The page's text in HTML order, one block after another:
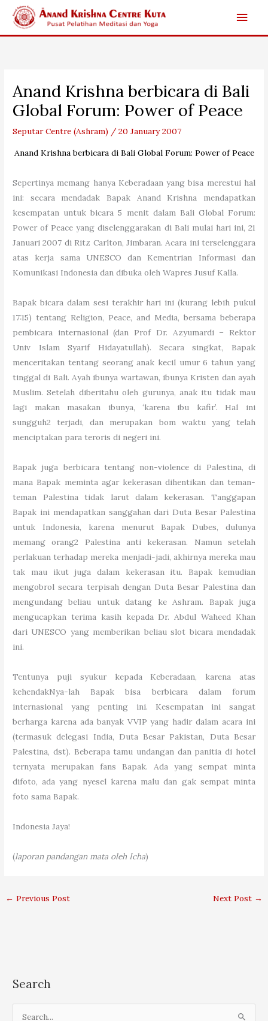
Skip
content
Main
Anand Krishna berbicara di Bali
Global Forum: Power of Peace
Seputar Centre (Ashram) /20 January 2007
Anand Krishna berbicara di Bali Global Forum: Power of Peace
Sepertinya memang hanya Keberadaan yang bisa merestui hal
ini: secara mendadak Bapak Anand Krishna mendapatkan
kesempatan untuk bicara 5 menit dalam Bali Global Forum:
Power of Peace yang diselenggarakan di Bali mulai hari ini, 21
Januari 2007 di Ritz Carlton, Jimbaran. Acara ini terselenggara
atas kerja sama UNESCO dan Kementrian Informasi dan
Komunikasi Indonesia dan dibuka oleh Wapres Jusuf Kalla.
Bapak bicara dalam sesi terakhir hari ini (kurang lebih pukul
17:15) tentang Religion, Peace, and Media, bersama beberapa
pembicara internasional (dan Prof Dr. Azyumardi – Rektor
Univ Islam Syarif Hidayatullah). Secara singkat, Bapak
menceritakan tentang seorang anak kecil umur 6 tahun yang
tinggal di Bali. Ayah ibunya wartawan, ibunya Kristen dan ayah
Muslim. Setelah diberitahu oleh gurunya, anak itu tidak mau
lagi makan masakan ibunya, ‘karena ibu kafir’. Hal ini
sungguh2 terjadi, dan merupakan bom waktu yang telah
menciptakan para teroris di negeri ini.
Bapak juga berbicara tentang non-violence di Palestina, di
mana Bapak meminta agar kekerasan dihentikan dan teman-
teman Palestina tidak larut dalam kekerasan. Tanggapan
Bapak ini mendapatkan sanggahan dari Duta Besar Palestina
untuk Indonesia, karena menurut Bapak Dubes, dulunya
memang orang2 Palestina anti kekerasan. Namun setelah
perlakuan terhadap mereka menjadi-jadi, akhirnya mereka mau
tak mau ikut juga dalam kekerasan itu. Bapak kemudian
mengobrol secara terpisah dengan Duta Besar Palestina dan
mengundang beliau untuk datang ke Ashram. Bapak juga
mengucapkan terima kasih kepada Dr. Abdul Waheed Khan
dari UNESCO yang memberikan beliau slot bicara mendadak
ini.
Tentunya puji syukur kepada Keberadaan, karena atas
kehendakNya-lah Bapak bisa berbicara dalam forum
internasional yang penting ini. Kesempatan ini sangat
berharga karena ada banyak VVIP yang hadir dalam acara ini
(termasuk delegasi India, Duta Besar Pakistan, Duta Besar
Palestina, dst). Beberapa tamu undangan dan panitia di hotel
ternyata merupakan fans Bapak. Ada yang sempat minta
difoto, ada yang nyesel karena malu dan gak sempat minta
foto sama Bapak.
Indonesia Jaya!
(laporan pandangan mata oleh Icha)
← Previous Post Next Post →
Search